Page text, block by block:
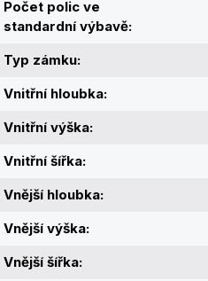
Počet polic ve
standardní výbavě:
Typ zámku:
Vnitřní hloubka:
Vnitřní výška:
Vnitřní šířka:
Vnější hloubka:
Vnější výška:
Vnější šířka: